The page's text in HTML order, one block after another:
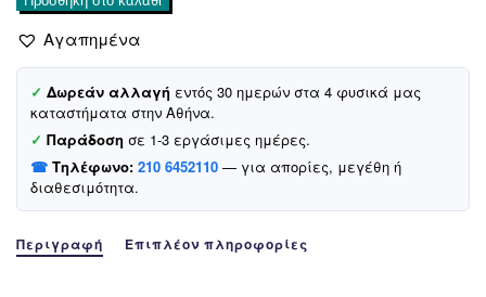
μπλούζα
με
σορτσάκι
«Dinos
Green
Summer»
ποσότητα
Αγαπημένα
✓ Δωρεάν αλλαγή εντός 30 ημερών στα 4 φυσικά μας
καταστήματα στην Αθήνα.
✓ Παράδοση σε 1-3 εργάσιμες ημέρες.
☎ Τηλέφωνο: 210 6452110 — για απορίες, μεγέθη ή
διαθεσιμότητα.
Περιγραφή Επιπλέον πληροφορίες